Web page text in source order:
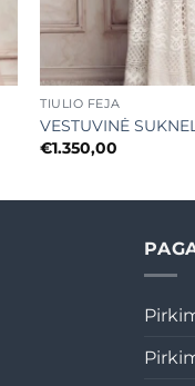
+
TIULIO FĖJA
VESTUVINĖ
€1.350,00